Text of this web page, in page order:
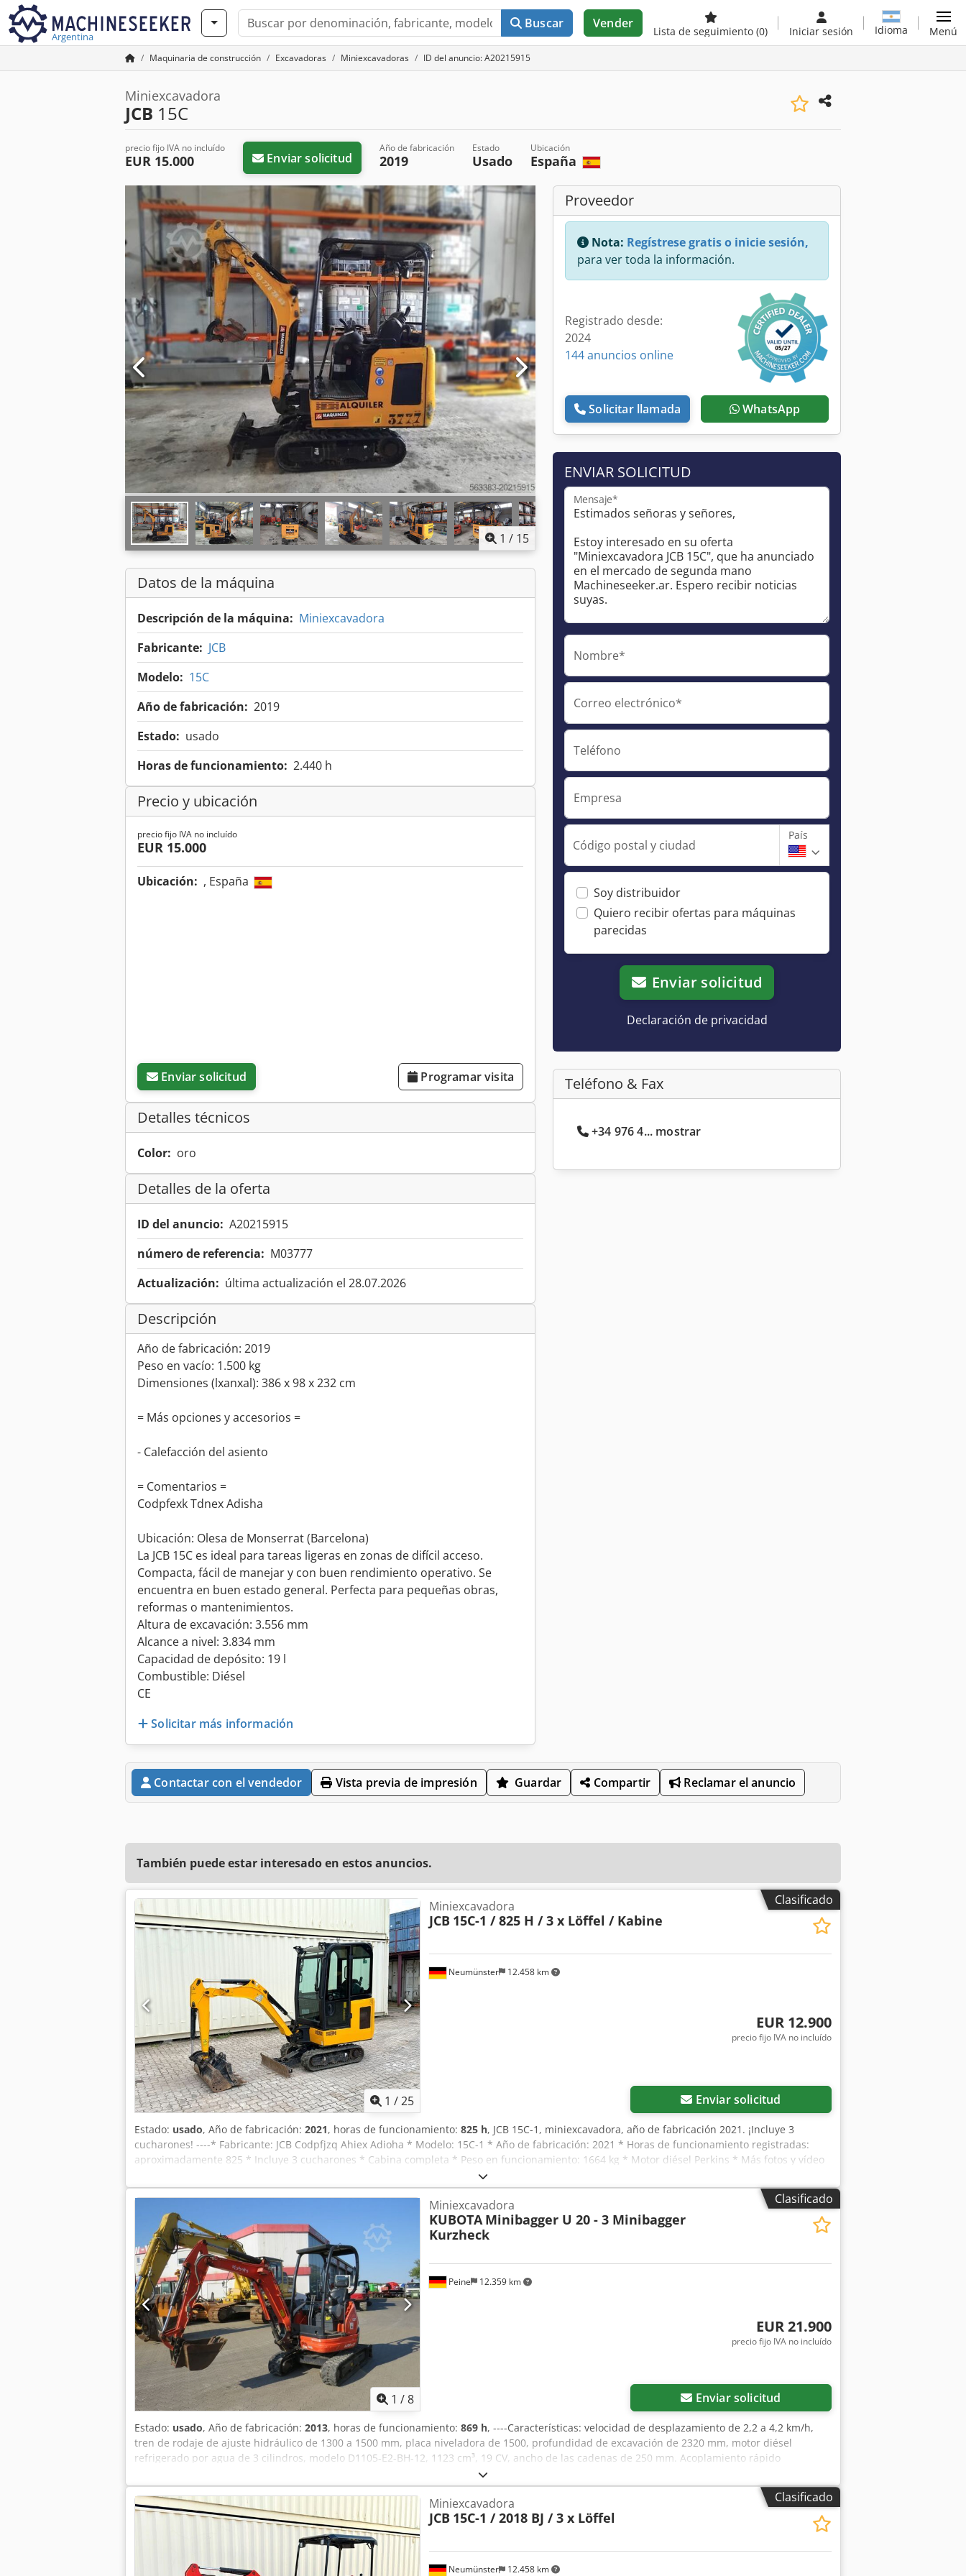
Argentina
Buscar Vender
Lista de seguimiento (0) Iniciar sesión Idioma Menú
Maquinaria de construcción Excavadoras Miniexcavadoras ID del anuncio: A20215915
Miniexcavadora
JCB 15C
precio fijo IVA no incluído
EUR 15.000 Enviar solicitud
Año de fabricación
2019
Estado
Usado
Ubicación
España
1 / 15
Datos de la máquina
Descripción de la máquina: Miniexcavadora
Fabricante: JCB
Modelo: 15C
Año de fabricación: 2019
Estado: usado
Horas de funcionamiento: 2.440 h
Precio y ubicación
precio fijo IVA no incluído
EUR 15.000
Ubicación: , España
Enviar solicitud Programar visita
Detalles técnicos
Color: oro
Detalles de la oferta
ID del anuncio: A20215915
número de referencia: M03777
Actualización: última actualización el 28.07.2026
Descripción
Año de fabricación: 2019
Peso en vacío: 1.500 kg
Dimensiones (lxanxal): 386 x 98 x 232 cm
= Más opciones y accesorios =
- Calefacción del asiento
= Comentarios =
Codpfexk Tdnex Adisha
Ubicación: Olesa de Monserrat (Barcelona)
La JCB 15C es ideal para tareas ligeras en zonas de difícil acceso.
Compacta, fácil de manejar y con buen rendimiento operativo. Se
encuentra en buen estado general. Perfecta para pequeñas obras,
reformas o mantenimientos.
Altura de excavación: 3.556 mm
Alcance a nivel: 3.834 mm
Capacidad de depósito: 19 l
Combustible: Diésel
CE
Solicitar más información
Proveedor
Nota: Regístrese gratis o inicie sesión,
para ver toda la información.
Registrado desde:
2024
144 anuncios online
Solicitar llamada WhatsApp
ENVIAR SOLICITUD
Mensaje*
Nombre*
Correo electrónico*
Teléfono
Empresa
Código postal y ciudad
País
Soy distribuidor
Quiero recibir ofertas para máquinas
parecidas
Enviar solicitud
Declaración de privacidad
Teléfono & Fax
+34 976 4... mostrar
Contactar con el vendedor Vista previa de impresión Guardar Compartir Reclamar el anuncio
También puede estar interesado en estos anuncios.
Clasificado
1 /25
Neumünster 12.458 km
Miniexcavadora
JCB 15C-1 / 825 H / 3 x Löffel / Kabine
EUR 12.900
precio fijo IVA no incluído
Enviar solicitud
Estado: usado, Año de fabricación: 2021, horas de funcionamiento: 825 h, JCB 15C-1, miniexcavadora, año de fabricación 2021. ¡Incluye 3
cucharones! ----* Fabricante: JCB Codpfjzq Ahiex Adioha * Modelo: 15C-1 * Año de fabricación: 2021 * Horas de funcionamiento registradas:
aproximadamente 825 * Incluye 3 cucharones * Cabina completa * Peso en funcionamiento: 1664 kg * Motor diésel Perkins * Más fotos y vídeo
disponibles bajo petición (WhatsApp Erik) * Precio: 12.900 euros, neto + 19 % de IVA ----Para más información, por favor, llame a: Erik Kortum:
WhatsApp *Todos los datos son orientativos y no constituyen garantía. Reservados errores y cambios.*
Clasificado
1 /8
Peine 12.359 km
Miniexcavadora
KUBOTA Minibagger U 20 - 3 Minibagger
Kurzheck
EUR 21.900
precio fijo IVA no incluído
Enviar solicitud
Estado: usado, Año de fabricación: 2013, horas de funcionamiento: 869 h, ----Características: velocidad de desplazamiento de 2,2 a 4,2 km/h,
tren de rodaje de ajuste hidráulico de 1300 a 1500 mm, placa niveladora de 1500, profundidad de excavación de 2320 mm, motor diésel
refrigerado por agua de 3 cilindros, modelo D1105-E2-BH-12, 1123 cm³, 19 CV, ancho de las cadenas de 250 mm. Acoplamiento rápido
mecánico, 2 conexiones hidráulicas auxiliares, pinza de 450 mm con dientes. La venta se realiza únicamente a empresas. EN CASO DE
EXPORTACIÓN, SÓLO SE PAGARÁ EL PRECIO NETO. TODA LA INFORMACIÓN SE PROPORCIONA SIN GARANTÍA. INCLUYE EQUIPAMIENTO Y
ACCESORIOS. La base de todos los contratos de compra, facturas, facturas proforma, pedidos y negociaciones de venta son nuestras
condiciones generales (consulte nuestra información legal). Chjdeidar Topfx Adioa
Clasificado
Neumünster 12.458 km
Miniexcavadora
JCB 15C-1 / 2018 BJ / 3 x Löffel